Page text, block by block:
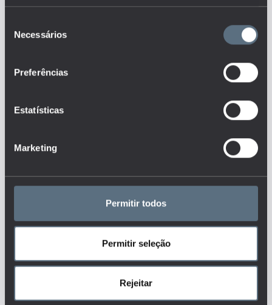
Necessários
Preferências
Estatísticas
Marketing
Permitir todos
Permitir seleção
Rejeitar
Quais os principais resultados
ao nível da conclusão dos
desempenho académico dos
retenção, abandono, conclusão,
Tags
DGEEC
EFICIÊNCIA FORMATIVA ENSINO BÁSICO
ENSINO PROFISSIONAL E OUTRAS VIAS ALTERNATIVAS
FORMAÇÃO DE ADULTOS SUCESSO